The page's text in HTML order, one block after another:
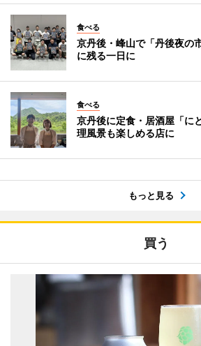
食べる
京丹後・峰山で「丹後夜
に残る一日に
食べる
京丹後に定食・居酒屋「
理風景も楽しめる店に
もっと見る
買う